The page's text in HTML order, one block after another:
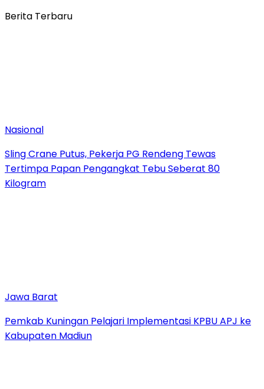
Berita Terbaru
Nasional
Sling Crane Putus, Pekerja PG Rendeng Tewas
Tertimpa Papan Pengangkat Tebu Seberat 80
Kilogram
Jawa Barat
Pemkab Kuningan Pelajari Implementasi KPBU APJ ke
Kabupaten Madiun